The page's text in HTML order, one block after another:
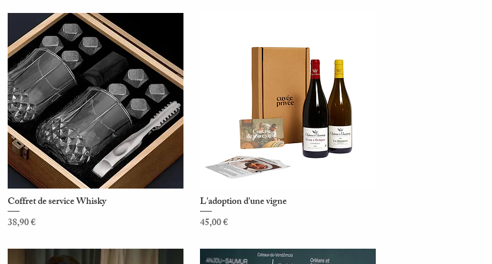
Aperçu rapide
Coffret de service Whisky
Prix
38,90 €
Aperçu rapide
L'adoption d'une vigne
Prix
45,00 €